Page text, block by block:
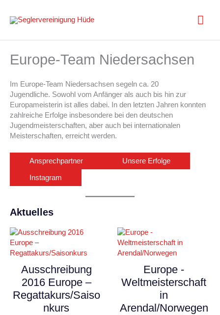
Inhalt
springen
Europe-Team Niedersachsen
Im Europe-Team Niedersachsen segeln ca. 20
Jugendliche. Sowohl vom Anfänger als auch bis hin zur
Europameisterin ist alles dabei. In den letzten Jahren konnten
zahlreiche Erfolge insbesondere bei den deutschen
Jugendmeisterschaften, aber auch bei internationalen
Meisterschaften, erreicht werden.
Ansprechpartner Unsere Erfolge
Instagram
Aktuelles
Ausschreibung
2016 Europe –
Regattakurs/Saiso
nkurs
Europe -
Weltmeisterschaft
in
Arendal/Norwegen